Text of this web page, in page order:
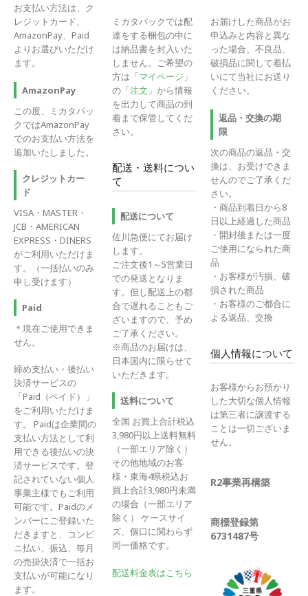
お支払い方法は、ク
レジットカード、
AmazonPay、Paid
よりお選びいただけ
ます。
AmazonPay
この度、ミカタパッ
クではAmazonPay
でのお支払い方法を
追加いたしました。
クレジットカー
ド
VISA・MASTER・
JCB・AMERICAN
EXPRESS・DINERS
がご利用いただけま
す。（一括払いのみ
申し受けます）
Paid
＊現在ご使用できま
せん。
締め支払い・後払い
決済サービスの
「Paid（ペイド）」
をご利用いただけま
す。 Paidは企業間の
支払い方法として利
用できる後払いの決
済サービスです。登
記されていない個人
事業主様でもご利用
可能です。Paidのメ
ンバーにご登録いた
だきますと、コンビ
ニ払い、振込、毎月
の売掛決済で一括お
支払いが可能になり
ます。
ミカタパックでは配
達をする梱包の中に
は納品書を封入いた
しません。ご希望の
方は「マイページ 」
の「注文 」から情報
を出力して商品の到
着まで保管してくだ
さい。
配送・送料につい
て
配送について
佐川急便にてお届け
します。
ご注文後1～5営業日
での発送となりま
す。但し配送上の都
合で遅れることもご
ざいますので、予め
ご了承ください。
※商品のお届けは、
日本国内に限らせて
いただきます。
送料について
全国 お買上合計税込
3,980円以上送料無料
（一部エリア除く）
その他地域のお客
様・東海4県税込お
買上合計3,980円未満
の場合（一部エリア
除く） ケースサイ
ズ、個口に関わらず
同一価格です。
配送料金表はこちら
お届けした商品がお
申込みと内容と異な
った場合、不良品、
破損品に関して着払
いにて当社にお送り
ください。
返品・交換の期
限
次の商品の返品・交
換は、お受けできま
せんのでご了承くだ
さい。
・商品到着日から8
日以上経過した商品
・開封後または一度
ご使用になられた商
品
・お客様が汚損、破
損された商品
・お客様のご都合に
よる返品、交換
個人情報について
お客様からお預かり
した大切な個人情報
は第三者に譲渡する
ことは一切ございま
せん。
R2事業再構築
商標登録第
6731487号